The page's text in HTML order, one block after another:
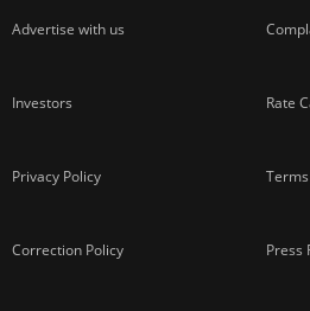
Advertise with us
Investors Rate
Privacy Policy
Correction Policy Press